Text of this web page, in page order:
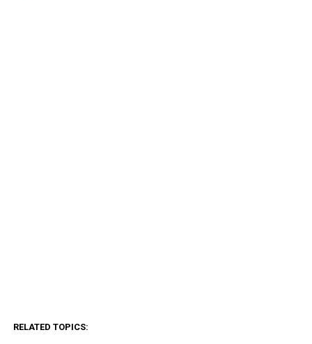
RELATED TOPICS: